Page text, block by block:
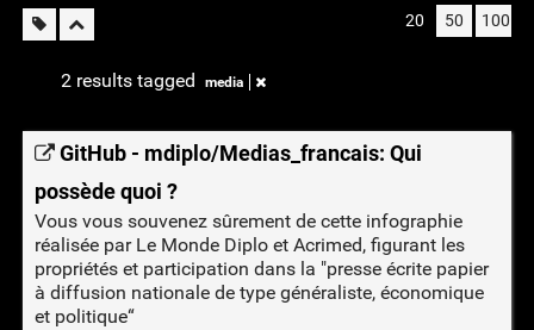
20 50 100
2 results tagged media
GitHub - mdiplo/Medias_francais: Qui
possède quoi ?
Vous vous souvenez sûrement de cette infographie
réalisée par Le Monde Diplo et Acrimed, figurant les
propriétés et participation dans la "presse écrite papier
à diffusion nationale de type généraliste, économique
et politique“